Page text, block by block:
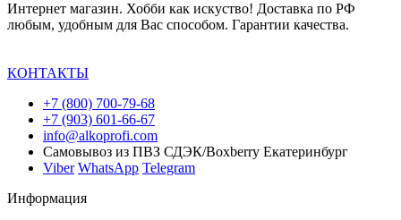
Интернет магазин. Хобби как искуство! Доставка по РФ
любым, удобным для Вас способом. Гарантии качества.
КОНТАКТЫ
+7 (800) 700-79-68
+7 (903) 601-66-67
info@alkoprofi.com
Самовывоз из ПВЗ СДЭК/Boxberry Екатеринбург
Viber WhatsApp Telegram
Информация